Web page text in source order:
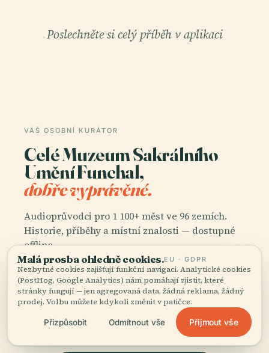
Poslechněte si celý příběh v aplikaci
VÁŠ OSOBNÍ KURÁTOR
Celé Muzeum Sakrálního
Umění Funchal,
dobře vyprávěné.
Audioprůvodci pro 1 100+ měst ve 96 zemích.
Historie, příběhy a místní znalosti — dostupné
offline.
Stáhnout aplikaci
Přidejte se k více než 50 000 cestovatelů
Malá prosba ohledně cookies.EU · GDPR
Nezbytné cookies zajišťují funkční navigaci. Analytické cookies
(PostHog, Google Analytics) nám pomáhají zjistit, které
stránky fungují — jen agregovaná data, žádná reklama, žádný
prodej. Volbu můžete kdykoli změnit v patičce.
Přizpůsobit Odmítnout vše Přijmout vše